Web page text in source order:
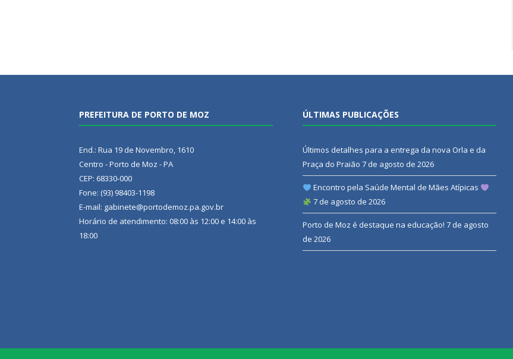
PREFEITURA DE PORTO DE MOZ
End.: Rua 19 de Novembro, 1610
Centro - Porto de Moz - PA
CEP: 68330-000
Fone: (93) 98403-1198
E-mail: gabinete@portodemoz.pa.gov.br
Horário de atendimento: 08:00 às 12:00 e 14:00 às
18:00
ÚLTIMAS PUBLICAÇÕES
Últimos detalhes para a entrega da nova Orla e da
Praça do Praião 7 de agosto de 2026
Encontro pela Saúde Mental de Mães Atípicas
7 de agosto de 2026
Porto de Moz é destaque na educação! 7 de agosto
de 2026